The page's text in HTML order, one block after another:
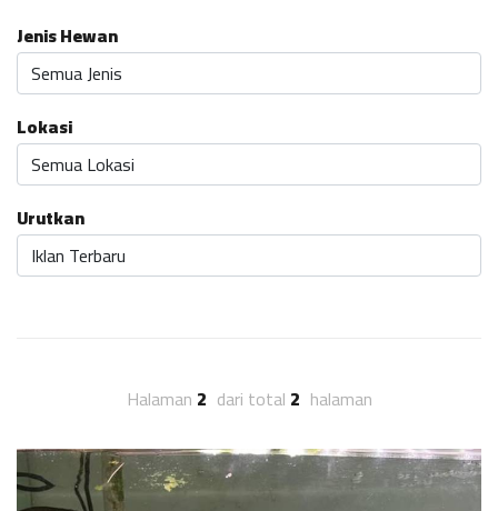
Jenis Hewan
Lokasi
Urutkan
Halaman 2 dari total 2 halaman